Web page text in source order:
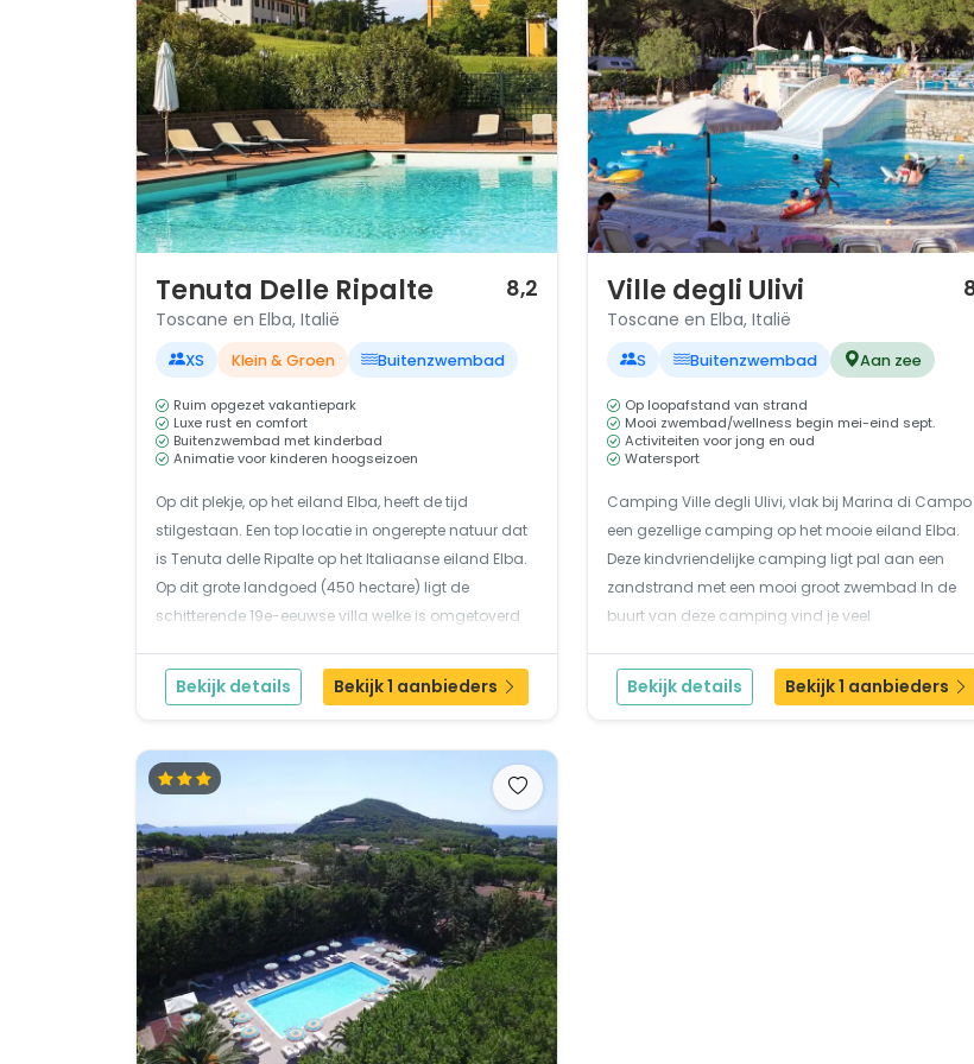
Tenuta Delle Ripalte 8,2
Toscane en Elba, Italië
XS Klein & Groen Buitenzwembad
Ruim opgezet vakantiepark
Luxe rust en comfort
Buitenzwembad met kinderbad
Animatie voor kinderen hoogseizoen
Op dit plekje, op het eiland Elba, heeft de tijd
stilgestaan. Een top locatie in ongerepte natuur dat
is Tenuta delle Ripalte op het Italiaanse eiland Elba.
Op dit grote landgoed (450 hectare) ligt de
schitterende 19e-eeuwse villa welke is omgetoverd
gerenoveerd zijn in 40 comfortabele woningen.
Stranden...
Bekijk details Bekijk 1 aanbieders
Ville degli Ulivi
Toscane en Elba, Italië
S Buitenzwembad Aan zee
Op loopafstand van strand
Mooi zwembad/wellness begin mei-eind sept.
Activiteiten voor jong en oud
Watersport
Camping Ville degli Ulivi, vlak bij Marina di Campo
een gezellige camping op het mooie eiland Elba.
Deze kindvriendelijke camping ligt pal aan een
zandstrand met een mooi groot zwembad In de
buurt van deze camping vind je veel
zuidkust van Elba, in een warme vallei vlak buiten
Marina di Campo...
Bekijk details Bekijk 1 aanbieders